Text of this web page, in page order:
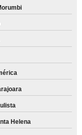
Lima
Helena